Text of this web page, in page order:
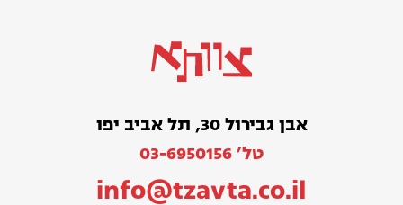
אבן גבירול 30, תל אביב יפו
טל׳ 03-6950156
info@tzavta.co.il